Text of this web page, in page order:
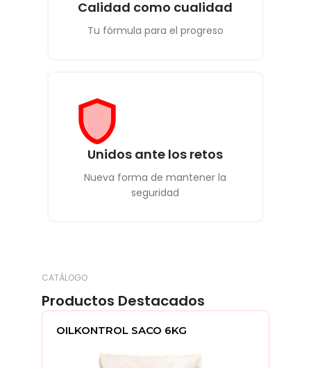
Calidad como cualidad
Tu fórmula para el progreso
Unidos ante los retos
Nueva forma de mantener la
seguridad
CATÁLOGO
Productos Destacados
OILKONTROL SACO 6KG